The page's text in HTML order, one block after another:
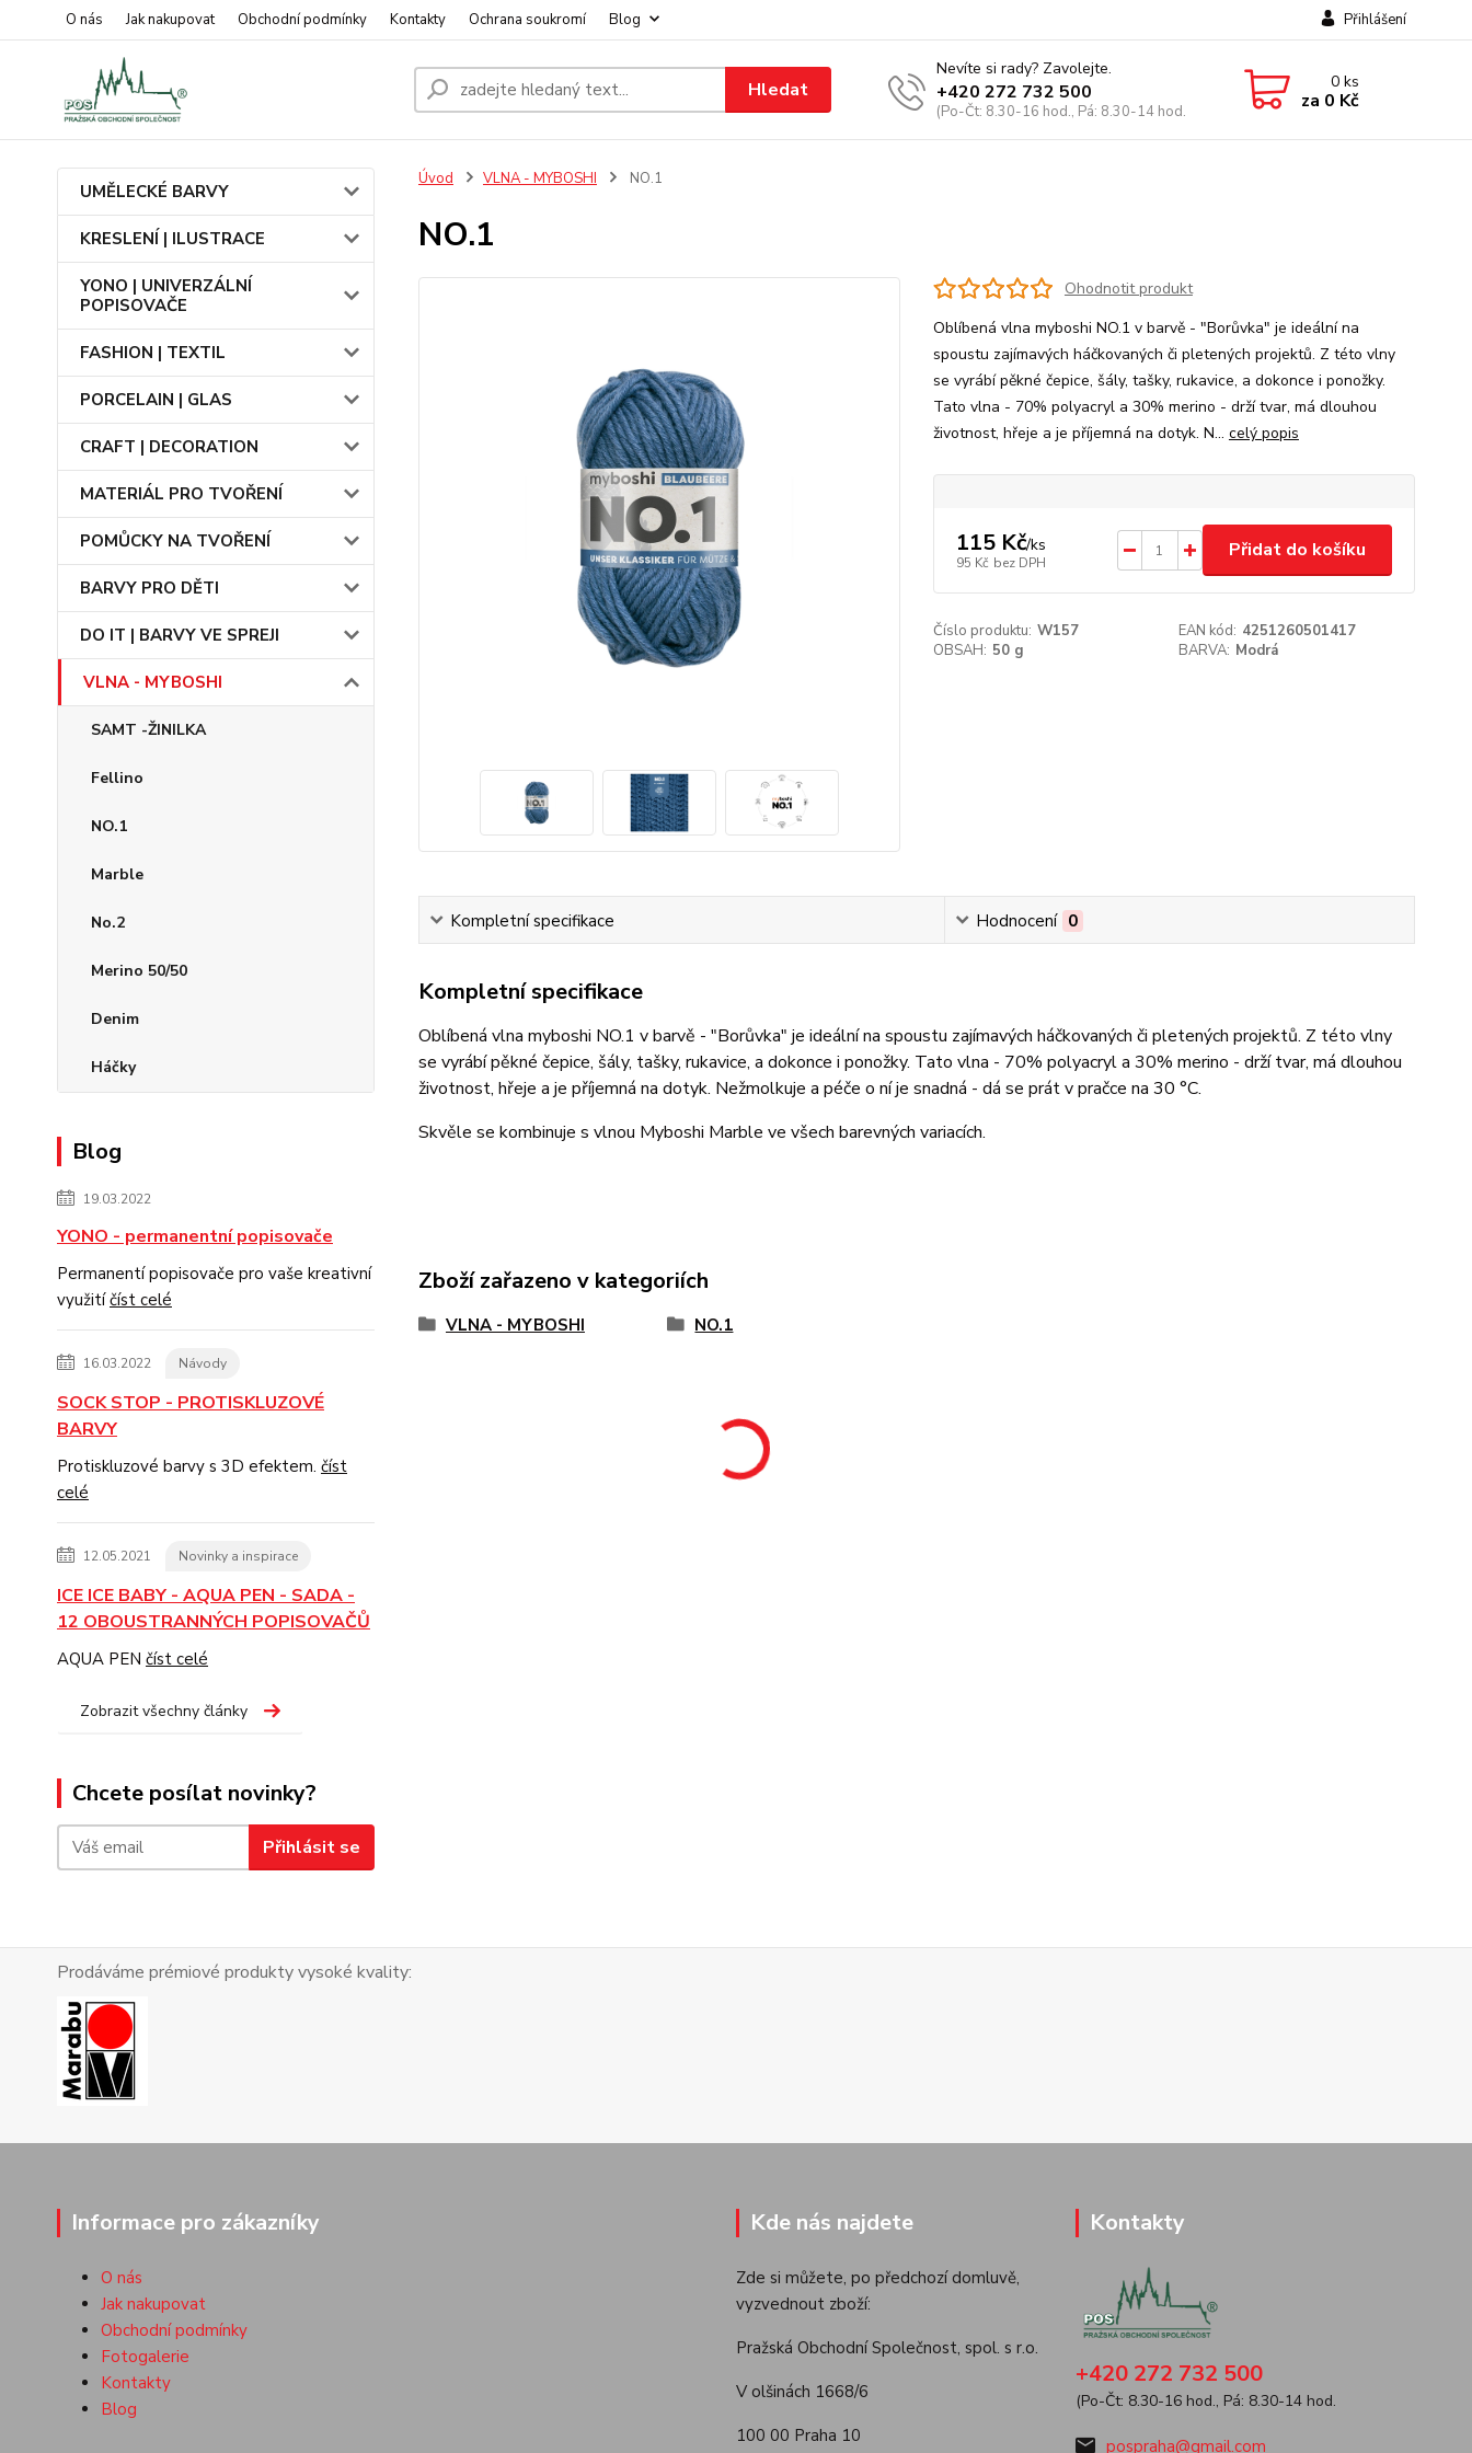
O nás Jak nakupovat Obchodní podmínky Kontakty Ochrana soukromí Blog Přihlášení
Hledat
Nevíte si rady? Zavolejte.
+420 272 732 500
(Po-Čt: 8.30-16 hod., Pá: 8.30-14 hod.
0ks
za 0 Kč
UMĚLECKÉ BARVY
KRESLENÍ | ILUSTRACE
YONO | UNIVERZÁLNÍ
POPISOVAČE
FASHION | TEXTIL
PORCELAIN | GLAS
CRAFT | DECORATION
MATERIÁL PRO TVOŘENÍ
POMŮCKY NA TVOŘENÍ
BARVY PRO DĚTI
DO IT | BARVY VE SPREJI
VLNA - MYBOSHI
SAMT -ŽINILKA
Fellino
NO.1
Marble
No.2
Merino 50/50
Denim
Háčky
Blog
19.03.2022
YONO - permanentní popisovače
Permanentí popisovače pro vaše kreativní
využitíčíst celé
16.03.2022 Návody
SOCK STOP - PROTISKLUZOVÉ
BARVY
Protiskluzové barvy s 3D efektem. číst
celé
12.05.2021 Novinky a inspirace
ICE ICE BABY - AQUA PEN - SADA -
12 OBOUSTRANNÝCH POPISOVAČŮ
AQUA PEN číst celé
Zobrazit všechny články
Chcete posílat novinky?
Přihlásit se
Úvod VLNA - MYBOSHI NO.1
NO.1
Ohodnotit produkt
Oblíbená vlna myboshi NO.1 v barvě - "Borůvka" je ideální na
spoustu zajímavých háčkovaných či pletených projektů. Z této vlny
se vyrábí pěkné čepice, šály, tašky, rukavice, a dokonce i ponožky.
Tato vlna - 70% polyacryl a 30% merino - drží tvar, má dlouhou
životnost, hřeje a je příjemná na dotyk. N... celý popis
115 Kč/ks
95 Kč bez DPH
Přidat do košíku
Číslo produktu: W157 EAN kód: 4251260501417
OBSAH: 50 g BARVA: Modrá
Kompletní specifikace Hodnocení 0
Kompletní specifikace
Oblíbená vlna myboshi NO.1 v barvě - "Borůvka" je ideální na spoustu zajímavých háčkovaných či pletených projektů. Z této vlny
se vyrábí pěkné čepice, šály, tašky, rukavice, a dokonce i ponožky. Tato vlna - 70% polyacryl a 30% merino - drží tvar, má dlouhou
životnost, hřeje a je příjemná na dotyk. Nežmolkuje a péče o ní je snadná - dá se prát v pračce na 30 °C.
Skvěle se kombinuje s vlnou Myboshi Marble ve všech barevných variacích.
Zboží zařazeno v kategoriích
VLNA - MYBOSHI NO.1
Prodáváme prémiové produkty vysoké kvality:
Informace pro zákazníky
O nás
Jak nakupovat
Obchodní podmínky
Fotogalerie
Kontakty
Blog
Kde nás najdete
Zde si můžete, po předchozí domluvě,
vyzvednout zboží:
Pražská Obchodní Společnost, spol. s r.o.
V olšinách 1668/6
100 00 Praha 10
Kontakty
+420 272 732 500
(Po-Čt: 8.30-16 hod., Pá: 8.30-14 hod.
pospraha@gmail.com